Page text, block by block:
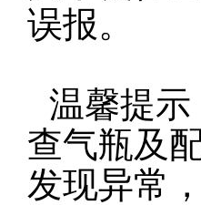
误报。
温馨提
查气瓶及
发现异常